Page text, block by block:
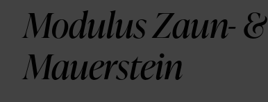
Modulus Zaun- &
Mauerstein